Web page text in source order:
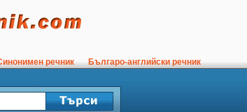
речник Българо-английски речник